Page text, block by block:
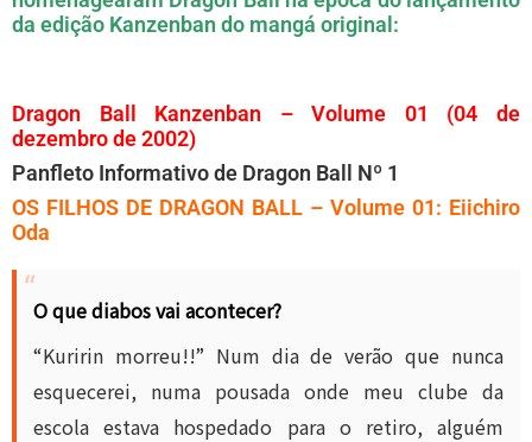
da edição Kanzenban do mangá original:
Dragon Ball Kanzenban – Volume 01 (04 de
dezembro de 2002)
Panfleto Informativo de Dragon Ball Nº 1
OS FILHOS DE DRAGON BALL – Volume 01: Eiichiro
Oda
O que diabos vai acontecer?
“Kuririn morreu!!” Num dia de verão que nunca
esquecerei, numa pousada onde meu clube da
escola estava hospedado para o retiro, alguém